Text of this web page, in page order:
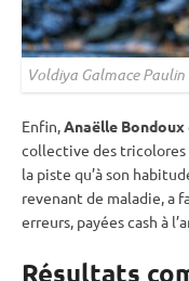
Voldiya Galmace Paulin
Enfin,Anaëlle Bondoux
collective des tricolores
la piste qu’à son
revenant de maladie, a
erreurs, payées cash à
Résultats